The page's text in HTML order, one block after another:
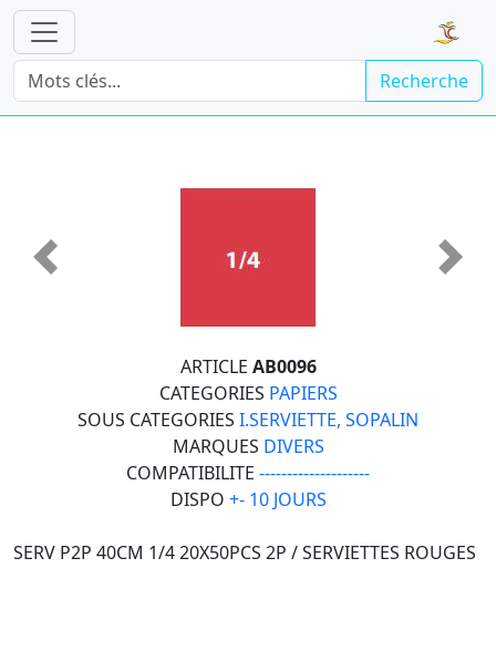
Recherche
Précédente
ARTICLE AB0096
CATEGORIES PAPIERS
SOUS CATEGORIES I.SERVIETTE, SOPALIN
MARQUES DIVERS
COMPATIBILITE --------------------
DISPO +- 10 JOURS
SERV P2P 40CM 1/4 20X50PCS 2P / SERVIETTES ROUGES